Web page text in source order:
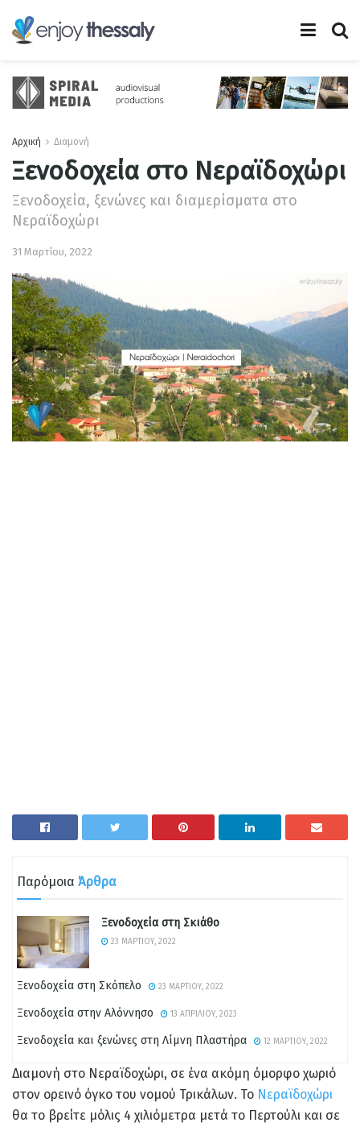
Αρχική Διαμονή
Ξενοδοχεία στο Νεραϊδοχώρι
Ξενοδοχεία, ξενώνες και διαμερίσματα στο
Νεραϊδοχώρι
31 Μαρτίου, 2022
Παρόμοια Άρθρα
Ξενοδοχεία στη Σκιάθο
23 ΜΑΡΤΊΟΥ, 2022
Ξενοδοχεία στη Σκόπελο 23 ΜΑΡΤΊΟΥ, 2022
Ξενοδοχεία στην Αλόννησο 13 ΑΠΡΙΛΊΟΥ, 2023
Ξενοδοχεία και ξενώνες στη Λίμνη Πλαστήρα 12 ΜΑΡΤΊΟΥ, 2022
Διαμονή στο Νεραϊδοχώρι, σε ένα ακόμη όμορφο χωριό
στον ορεινό όγκο του νομού Τρικάλων. Το Νεραϊδοχώρι
θα το βρείτε μόλις 4 χιλιόμετρα μετά το Περτούλι και σε